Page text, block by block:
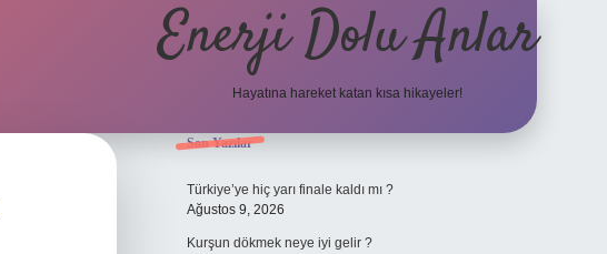
Enerji Dolu Anlar
Hayatına hareket katan kısa hikayeler!
Sidebar
Son Yazılar
Türkiye’ye hiç yarı finale kaldı mı ?
Ağustos 9, 2026
Kurşun dökmek neye iyi gelir ?